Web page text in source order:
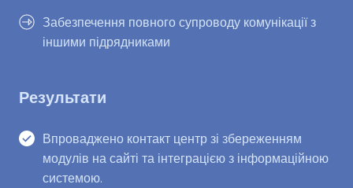
Забезпечення повного супроводу комунікації з
іншими підрядниками
Результати
Впроваджено контакт центр зі збереженням
модулів на сайті та інтеграцією з інформаційною
системою.